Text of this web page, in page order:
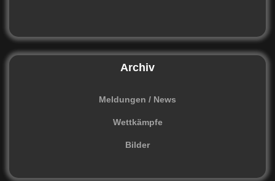
Archiv
Meldungen / News
Wettkämpfe
Bilder